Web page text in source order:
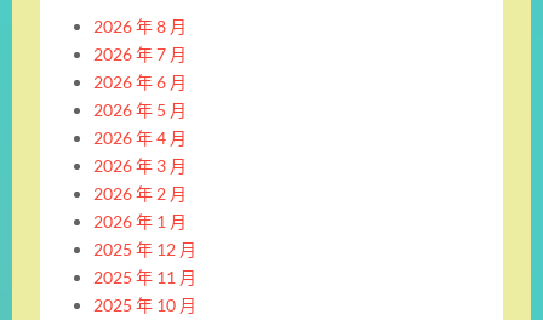
2026 年 8 月
2026 年 7 月
2026 年 6 月
2026 年 5 月
2026 年 4 月
2026 年 3 月
2026 年 2 月
2026 年 1 月
2025 年 12 月
2025 年 11 月
2025 年 10 月